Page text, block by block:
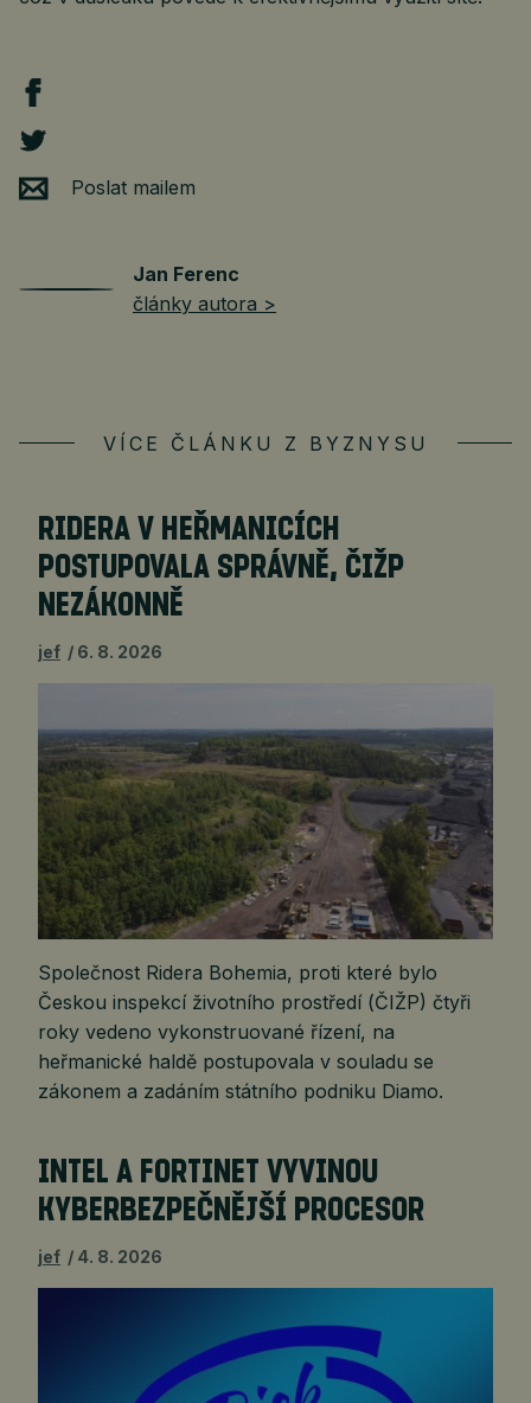
Poslat mailem
Jan Ferenc
články autora >
VÍCE ČLÁNKU Z BYZNYSU
RIDERA V HEŘMANICÍCH
POSTUPOVALA SPRÁVNĚ, ČIŽP
NEZÁKONNĚ
jef 6. 8. 2026
Společnost Ridera Bohemia, proti které bylo
Českou inspekcí životního prostředí (ČIŽP) čtyři
roky vedeno vykonstruované řízení, na
heřmanické haldě postupovala v souladu se
zákonem a zadáním státního podniku Diamo.
INTEL A FORTINET VYVINOU
KYBERBEZPEČNĚJŠÍ PROCESOR
jef 4. 8. 2026